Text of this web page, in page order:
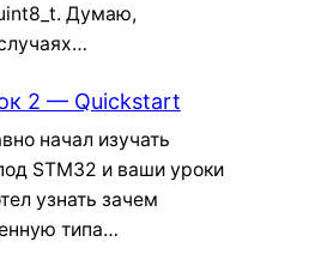
Думаю,
2 — Quickstart
начал изучать
STM32 и ваши уроки
узнать зачем
типа…